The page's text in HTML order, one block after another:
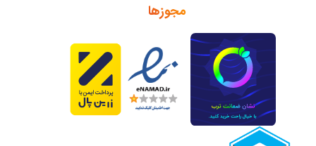
مجوزها